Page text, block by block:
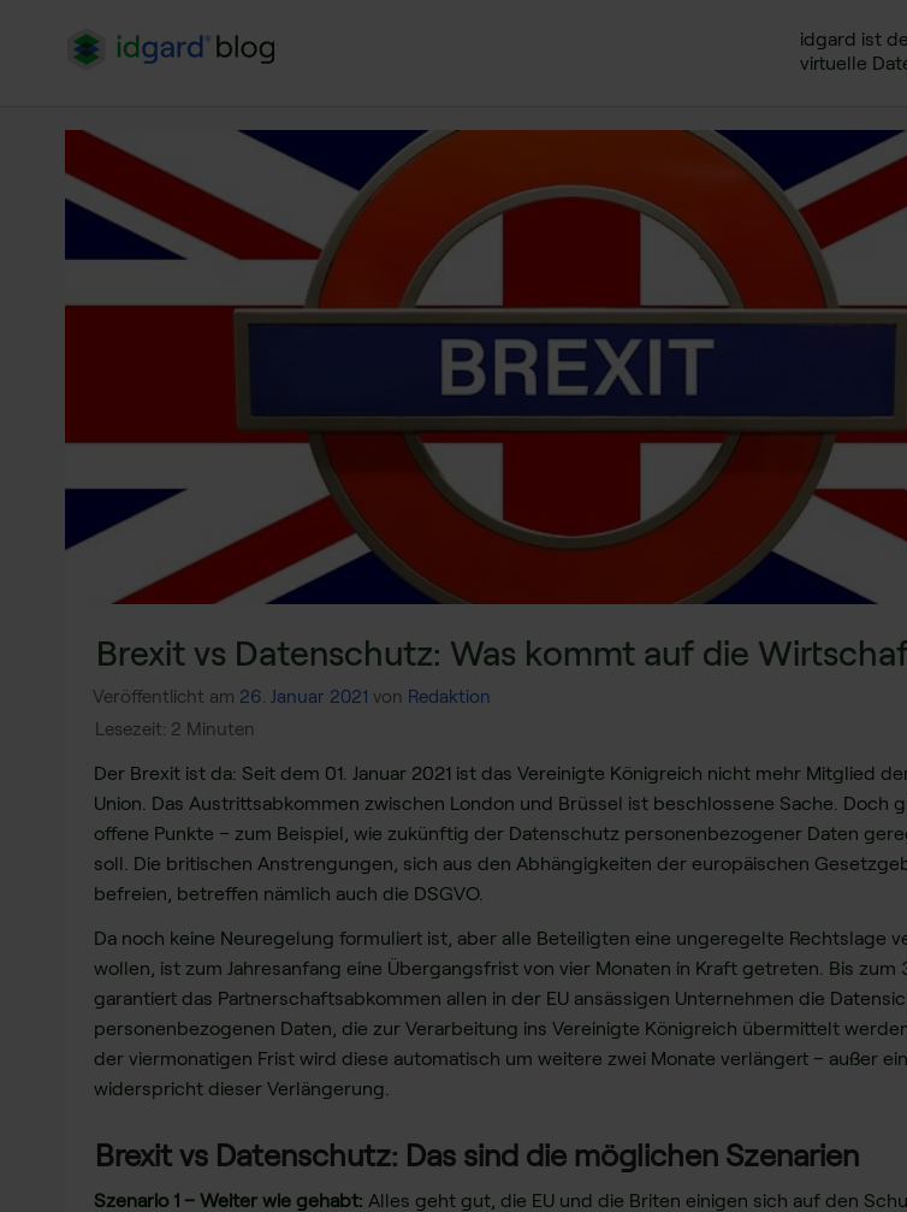
idgard ist
virtuelle
Brexit vs Datenschutz: Was kommt auf die
Veröffentlicht am 26. Januar 2021 von Redaktion
Der Brexit ist da: Seit dem 01. Januar 2021 ist das Vereinigte Königreich nicht mehr Mitglied
Union. Das Austrittsabkommen zwischen London und Brüssel ist beschlossene Sache. Doch
offene Punkte – zum Beispiel, wie zukünftig der Datenschutz personenbezogener Daten
soll. Die britischen Anstrengungen, sich aus den Abhängigkeiten der europäischen
befreien, betreffen nämlich auch die DSGVO.
Da noch keine Neuregelung formuliert ist, aber alle Beteiligten eine ungeregelte Rechtslage
wollen, ist zum Jahresanfang eine Übergangsfrist von vier Monaten in Kraft getreten. Bis zum
garantiert das Partnerschaftsabkommen allen in der EU ansässigen Unternehmen die
personenbezogenen Daten, die zur Verarbeitung ins Vereinigte Königreich übermittelt
der viermonatigen Frist wird diese automatisch um weitere zwei Monate verlängert – außer
widerspricht dieser Verlängerung.
Brexit vs Datenschutz: Das sind die möglichen Szenarien
Szenario 1 – Weiter wie gehabt: Alles geht gut, die EU und die Briten einigen sich auf den